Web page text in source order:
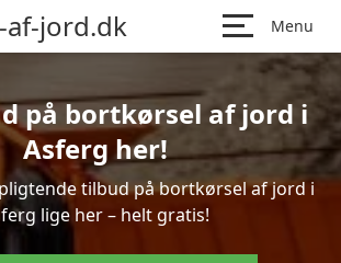
jord.dk Menu
på bortkørsel af jord i
Asferg her!
tilbud på bortkørsel af jord i
lige her – helt gratis!